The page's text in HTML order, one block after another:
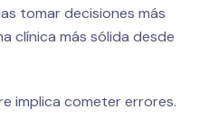
tomar decisiones más
clínica más sólida desde
implica cometer errores.